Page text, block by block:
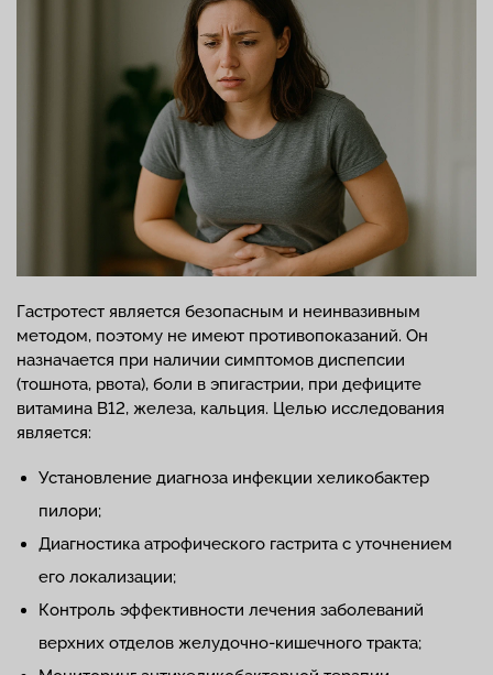
Гастротест является безопасным и неинвазивным
методом, поэтому не имеют противопоказаний. Он
назначается при наличии симптомов диспепсии
(тошнота, рвота), боли в эпигастрии, при дефиците
витамина В12, железа, кальция. Целью исследования
является:
Установление диагноза инфекции хеликобактер
пилори;
Диагностика атрофического гастрита с уточнением
его локализации;
Контроль эффективности лечения заболеваний
верхних отделов желудочно-кишечного тракта;